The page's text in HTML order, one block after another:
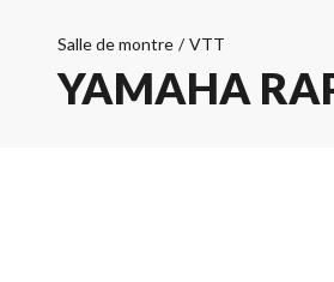
Salle de montre / VTT
YAMAHA